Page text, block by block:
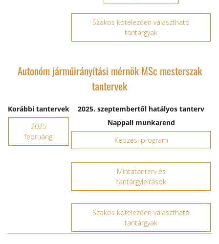
Szakos kötelezően választható
tantárgyak
Autonóm járműirányítási mérnök MSc mesterszak
tantervek
Korábbi tantervek
2025
februárig
2025. szeptembertől hatályos tanterv
Nappali munkarend
Képzési program
Mintatanterv és
tantárgyleírások
Szakos kötelezően választható
tantárgyak